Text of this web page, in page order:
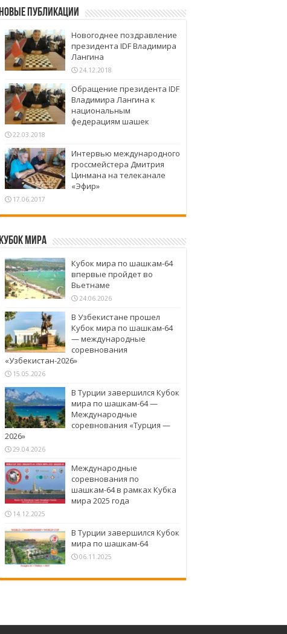
Новые публикации
Новогоднее поздравление
президента IDF Владимира
Лангина
24.12.2018
Обращение президента IDF
Владимира Лангина к
национальным
федерациям шашек
22.03.2018
Интервью международного
гроссмейстера Дмитрия
Цинмана на телеканале
«Эфир»
17.06.2017
Кубок Мира
Кубок мира по шашкам-64
впервые пройдет во
Вьетнаме
24.06.2026
В Узбекистане прошел
Кубок мира по шашкам-64
— международные
соревнования
«Узбекистан-2026»
15.05.2026
В Турции завершился Кубок
мира по шашкам-64 —
Международные
соревнования «Турция —
2026»
29.04.2026
Международные
соревнования по
шашкам-64 в рамках Кубка
мира 2025 года
14.12.2025
В Турции завершился Кубок
мира по шашкам-64
06.11.2025